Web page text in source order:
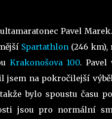
Pavel
Spartathlon (246 km),
Krakonošova 100. Pavel
jsem na pokročilejší
bylo spoustu času
jsou pro normální